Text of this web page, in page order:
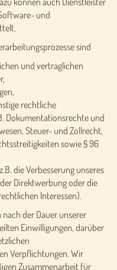
und
sind
und vertraglichen
rechtliche
Dokumentationsrechte und
Steuer- und Zollrecht,
sowie § 96
die Verbesserung unseres
Direktwerbung oder die
Interessen).
der Dauer unserer
Einwilligungen, darüber
Verpflichtungen. Wir
Zusammenarbeit für